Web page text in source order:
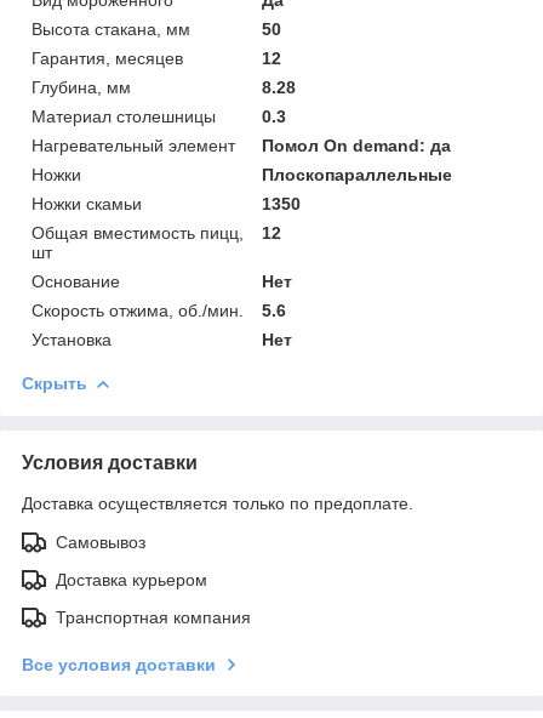
Высота стакана, мм
50
Гарантия, месяцев
12
Глубина, мм
8.28
Материал столешницы
0.3
Нагревательный элемент
Помол On demand: да
Ножки
Плоскопараллельные
Ножки скамьи
1350
Общая вместимость пицц,
шт
12
Основание
Нет
Скорость отжима, об./мин.
5.6
Установка
Нет
Скрыть
Условия доставки
Доставка осуществляется только по предоплате.
Самовывоз
Доставка курьером
Транспортная компания
Все условия доставки